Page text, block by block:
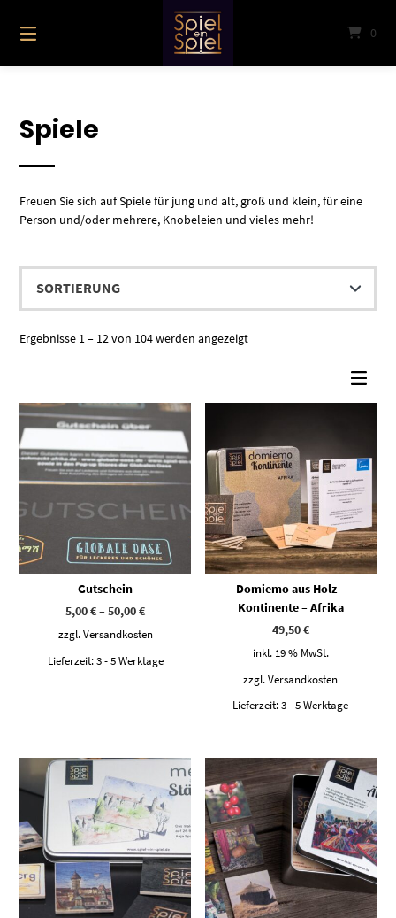
zum
Inhalt
0
Spiele
Freuen Sie sich auf Spiele für jung und alt, groß und klein, für eine
Person und/oder mehrere, Knobeleien und vieles mehr!
Ergebnisse 1 – 12 von 104 werden angezeigt
Dieses Produkt weist mehrere Varianten auf. Die Optionen können auf der Produktseite gewählt werden
Gutschein
5,00€–50,00€
zzgl. Versandkosten
Lieferzeit: 3 - 5 Werktage
Domiemo aus Holz –
Kontinente – Afrika
49,50€
inkl. 19 % MwSt.
zzgl.Versandkosten
Lieferzeit:3 - 5 Werktage